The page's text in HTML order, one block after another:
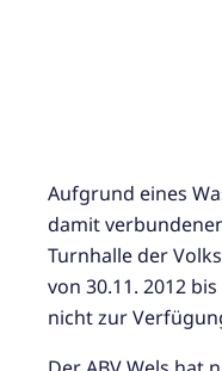
Aufgrund eines
damit
Turnhalle der
von 30.11. 2012
nicht zur